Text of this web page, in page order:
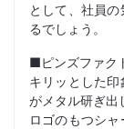
として、社員
るでしょう。
■ピンズファク
キリッとした
がメタル研ぎ出
ロゴのもつシ